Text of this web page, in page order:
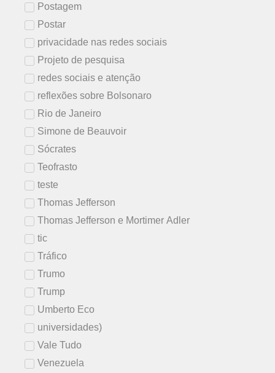
Postagem
Postar
privacidade nas redes sociais
Projeto de pesquisa
redes sociais e atenção
reflexões sobre Bolsonaro
Rio de Janeiro
Simone de Beauvoir
Sócrates
Teofrasto
teste
Thomas Jefferson
Thomas Jefferson e Mortimer Adler
tic
Tráfico
Trumo
Trump
Umberto Eco
universidades)
Vale Tudo
Venezuela